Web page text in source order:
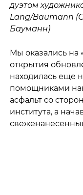
дуэтом
Lang/Baumann
Бауманн)
Мы оказались на
открытия
находилась еще
помощниками
асфальт со
института, а